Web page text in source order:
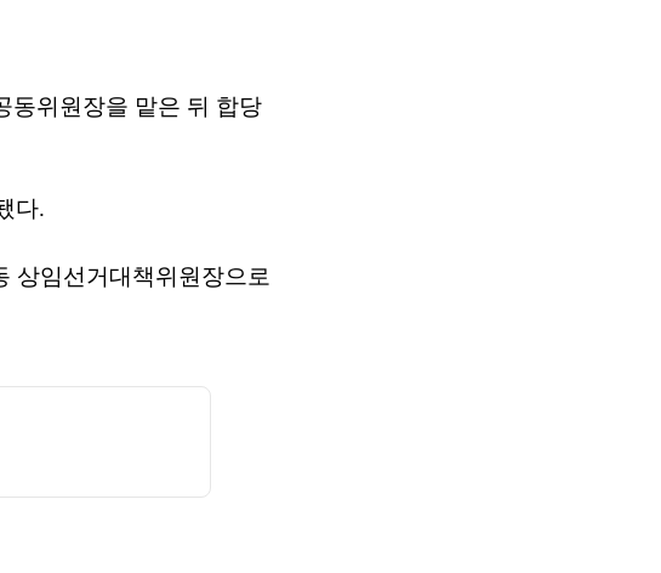
동위원장을 맡은 뒤 합당
다.
상임선거대책위원장으로